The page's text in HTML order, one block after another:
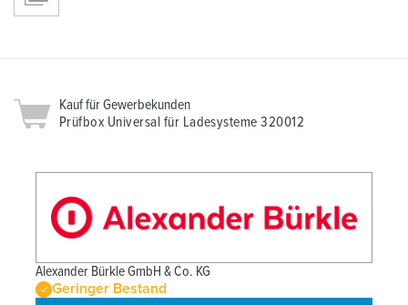
l
Kauf für Gewerbekunden
Prüfbox Universal für Ladesysteme 320012
Alexander Bürkle GmbH & Co. KG
Geringer Bestand